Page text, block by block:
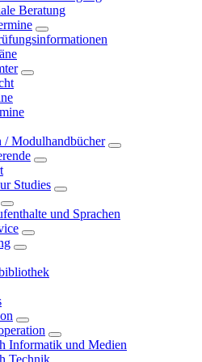
Beratung
/ Modulhandbücher
Studies
und Sprachen
Informatik und Medien
Technik